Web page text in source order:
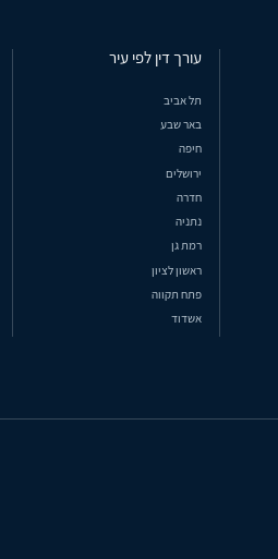
עורך דין לפי עיר
תל אביב
באר שבע
חיפה
ירושלים
חדרה
נתניה
רמת גן
ראשון לציון
פתח תקווה
אשדוד